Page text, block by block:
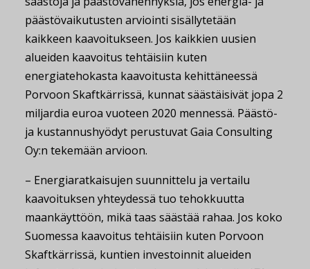
päästövaikutusten arviointi sisällytetään
kaikkeen kaavoitukseen. Jos kaikkien uusien
alueiden kaavoitus tehtäisiin kuten
energiatehokasta kaavoitusta kehittäneessä
Porvoon Skaftkärrissä, kunnat säästäisivät jopa 2
miljardia euroa vuoteen 2020 mennessä. Päästö-
ja kustannushyödyt perustuvat Gaia Consulting
Oy:n tekemään arvioon.
– Energiaratkaisujen suunnittelu ja vertailu
kaavoituksen yhteydessä tuo tehokkuutta
maankäyttöön, mikä taas säästää rahaa. Jos koko
Suomessa kaavoitus tehtäisiin kuten Porvoon
Skaftkärrissä, kuntien investoinnit alueiden